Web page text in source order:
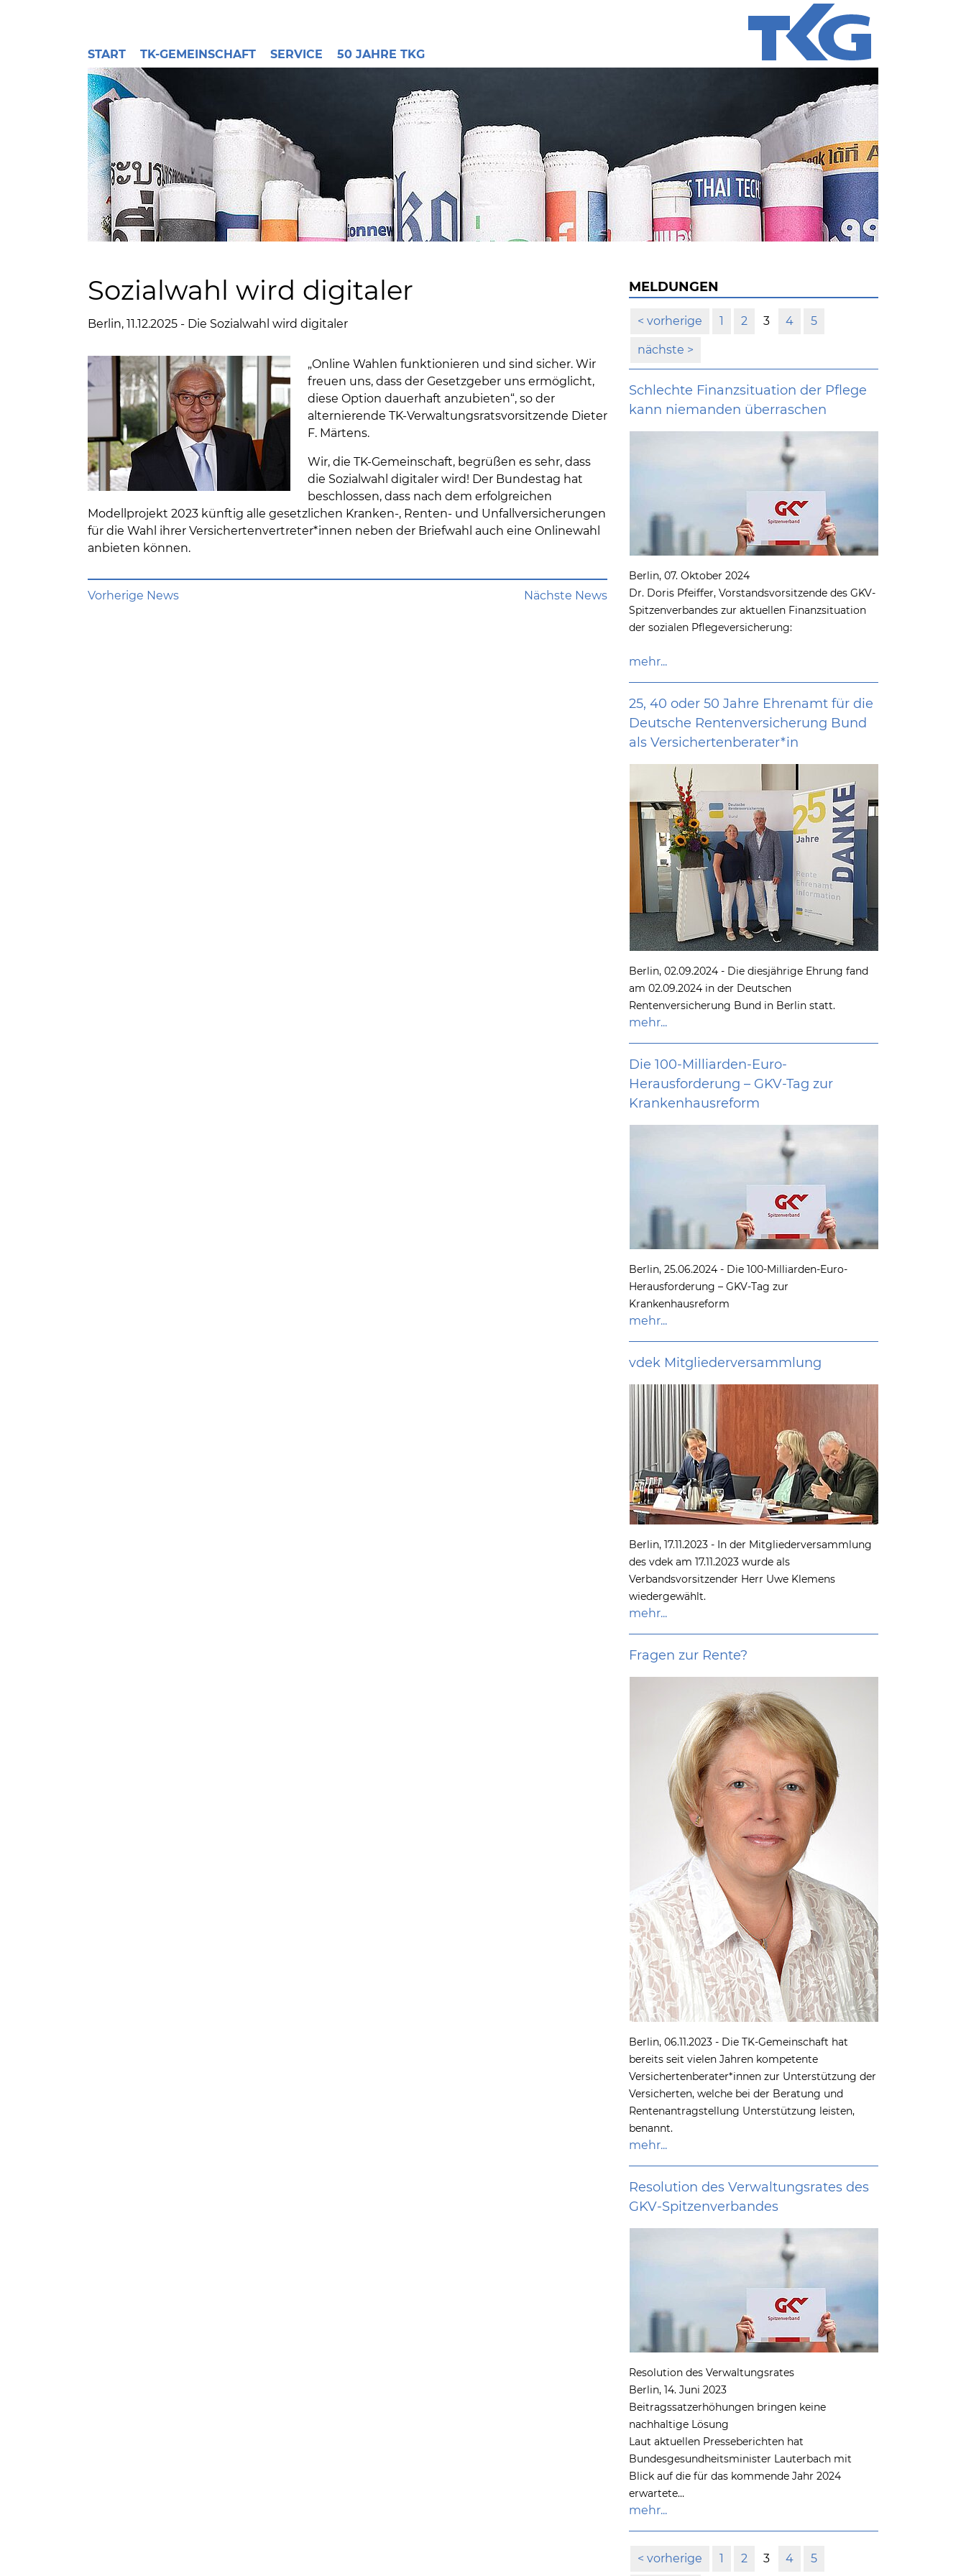
START TK-GEMEINSCHAFT SERVICE 50 JAHRE TKG
Sozialwahl wird digitaler
Berlin, 11.12.2025 - Die Sozialwahl wird digitaler
„Online Wahlen funktionieren und sind sicher. Wir
freuen uns, dass der Gesetzgeber uns ermöglicht,
diese Option dauerhaft anzubieten“, so der
alternierende TK-Verwaltungsratsvorsitzende Dieter
F. Märtens.
Wir, die TK-Gemeinschaft, begrüßen es sehr, dass
die Sozialwahl digitaler wird! Der Bundestag hat
beschlossen, dass nach dem erfolgreichen
Modellprojekt 2023 künftig alle gesetzlichen Kranken-, Renten- und Unfallversicherungen
für die Wahl ihrer Versichertenvertreter*innen neben der Briefwahl auch eine Onlinewahl
anbieten können.
Vorherige News Nächste News
MELDUNGEN
vorherige 1 2 3 4 5
nächste
Schlechte Finanzsituation der Pflege
kann niemanden überraschen
Berlin, 07. Oktober 2024
Dr. Doris Pfeiffer, Vorstandsvorsitzende des GKV-
Spitzenverbandes zur aktuellen Finanzsituation
der sozialen Pflegeversicherung:
mehr...
25, 40 oder 50 Jahre Ehrenamt für die
Deutsche Rentenversicherung Bund
als Versichertenberater*in
Berlin, 02.09.2024 - Die diesjährige Ehrung fand
am 02.09.2024 in der Deutschen
Rentenversicherung Bund in Berlin statt.
mehr...
Die 100-Milliarden-Euro-
Herausforderung – GKV-Tag zur
Krankenhausreform
Berlin, 25.06.2024 - Die 100-Milliarden-Euro-
Herausforderung – GKV-Tag zur
Krankenhausreform
mehr...
vdek Mitgliederversammlung
Berlin, 17.11.2023 - In der Mitgliederversammlung
des vdek am 17.11.2023 wurde als
Verbandsvorsitzender Herr Uwe Klemens
wiedergewählt.
mehr...
Fragen zur Rente?
Berlin, 06.11.2023 - Die TK-Gemeinschaft hat
bereits seit vielen Jahren kompetente
Versichertenberater*innen zur Unterstützung der
Versicherten, welche bei der Beratung und
Rentenantragstellung Unterstützung leisten,
benannt.
mehr...
Resolution des Verwaltungsrates des
GKV-Spitzenverbandes
Resolution des Verwaltungsrates
Berlin, 14. Juni 2023
Beitragssatzerhöhungen bringen keine
nachhaltige Lösung
Laut aktuellen Presseberichten hat
Bundesgesundheitsminister Lauterbach mit
Blick auf die für das kommende Jahr 2024
erwartete…
mehr...
vorherige 1 2 3 4 5